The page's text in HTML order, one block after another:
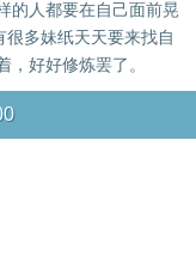
的人都要在自己面前晃
多妹纸天天要来找自
好好修炼罢了。